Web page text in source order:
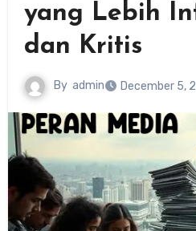
yang Lebih
dan Kritis
By admin December 5,